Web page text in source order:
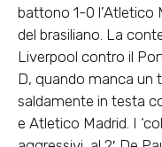
battono 1-0 l’Atletico
del brasiliano. La
Liverpool contro il
D, quando manca un
saldamente in testa
e Atletico Madrid. I